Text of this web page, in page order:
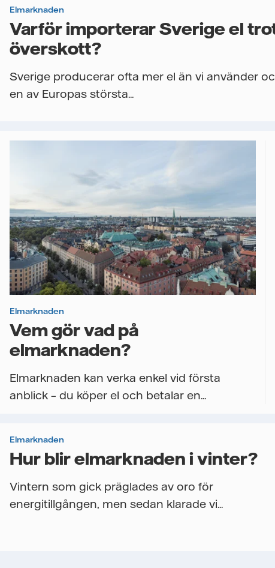
Elmarknaden
Varför importerar Sverige el
överskott?
Sverige producerar ofta mer el än vi använder
en av Europas största...
Elmarknaden
Vem gör vad på
elmarknaden?
Elmarknaden kan verka enkel vid första
anblick – du köper el och betalar en...
Elmarknaden
Hur blir elmarknaden i vinter?
Vintern som gick präglades av oro för
energitillgången, men sedan klarade vi...